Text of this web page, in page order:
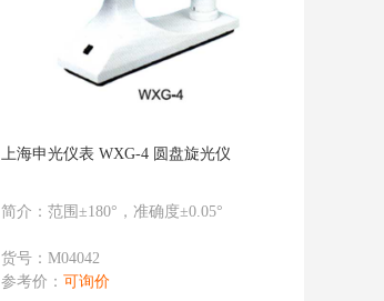
上海申光仪表 WXG-4 圆盘旋光仪
简介：范围±180°，准确度±0.05°
货号：M04042
参考价： 可询价